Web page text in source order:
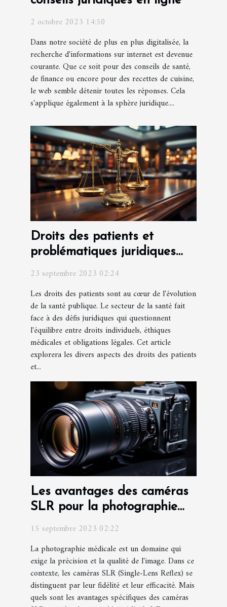
2 octobre 2023 14:50
Dans notre société de plus en plus digitalisée, la
recherche d'informations sur internet est devenue
courante. Que ce soit pour des conseils de santé,
de finance ou encore pour des recettes de cuisine,
le web semble détenir toutes les réponses. Cela
s'applique également à la sphère juridique....
Droits des patients et
problématiques juridiques
23 septembre 2023 02:24
Les droits des patients sont au cœur de l'évolution
de la santé publique. Le secteur de la santé fait
face à des défis juridiques qui questionnent
l'équilibre entre droits individuels, éthiques
médicales et obligations légales. Cet article
explorera les divers aspects des droits des patients
et...
Les avantages des caméras
SLR pour la photographie
médicale
15 septembre 2023 02:22
La photographie médicale est un domaine qui
exige la précision et la qualité de l'image. Dans ce
contexte, les caméras SLR (Single-Lens Reflex) se
distinguent par leur fidélité et leur efficacité. Mais
quels sont les avantages spécifiques des caméras